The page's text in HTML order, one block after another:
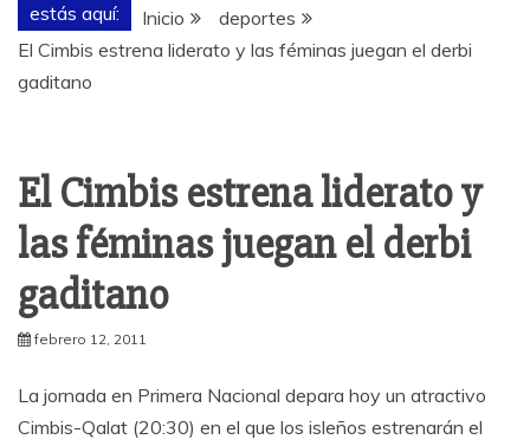
estás aquí: Inicio
deportes
El Cimbis estrena liderato y las féminas juegan el derbi
gaditano
El Cimbis estrena liderato y
las féminas juegan el derbi
gaditano
febrero 12, 2011
La jornada en Primera Nacional depara hoy un atractivo
Cimbis-Qalat (20:30) en el que los isleños estrenarán el